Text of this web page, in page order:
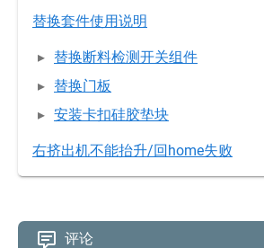
替换套件使用说明
替换断料检测开关组件
替换门板
安装卡扣硅胶垫块
右挤出机不能抬升/回home失败
评论